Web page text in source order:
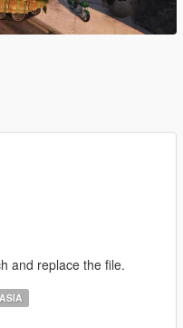
and replace the file.